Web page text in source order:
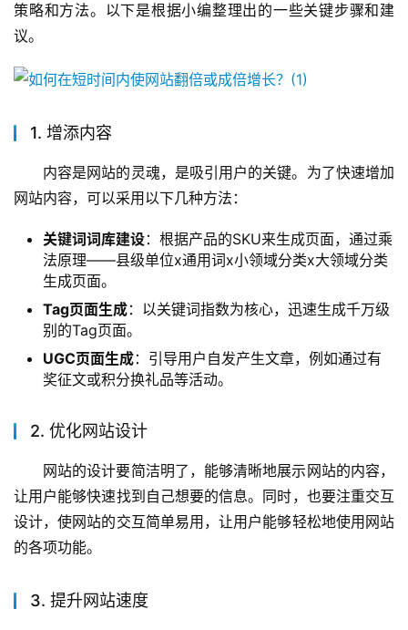
策略和方法。以下是根据小编整理出的一些关键步骤和建
议。
1. 增添内容
内容是网站的灵魂，是吸引用户的关键。为了快速增加
网站内容，可以采用以下几种方法：
关键词词库建设：根据产品的SKU来生成页面，通过乘
法原理——县级单位x通用词x小领域分类x大领域分类
生成页面。
Tag页面生成：以关键词指数为核心，迅速生成千万级
别的Tag页面。
UGC页面生成：引导用户自发产生文章，例如通过有
奖征文或积分换礼品等活动。
2. 优化网站设计
网站的设计要简洁明了，能够清晰地展示网站的内容，
让用户能够快速找到自己想要的信息。同时，也要注重交互
设计，使网站的交互简单易用，让用户能够轻松地使用网站
的各项功能。
3. 提升网站速度